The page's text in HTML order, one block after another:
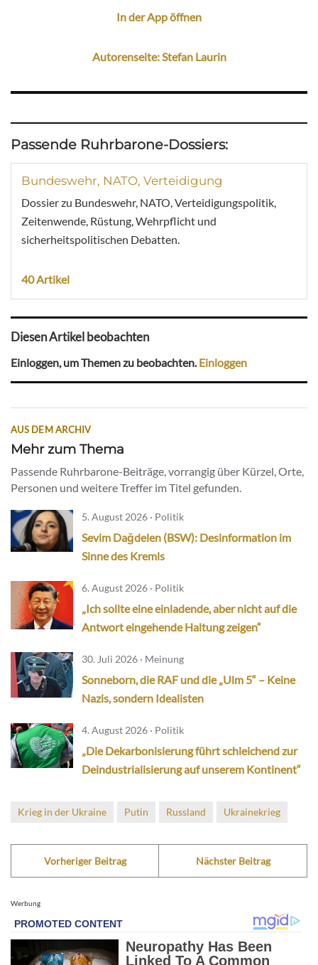
In der App öffnen
Autorenseite: Stefan Laurin
Passende Ruhrbarone-Dossiers:
Bundeswehr, NATO, Verteidigung
Dossier zu Bundeswehr, NATO, Verteidigungspolitik,
Zeitenwende, Rüstung, Wehrpflicht und
sicherheitspolitischen Debatten.
40 Artikel
Diesen Artikel beobachten
Einloggen, um Themen zu beobachten. Einloggen
AUS DEM ARCHIV
Mehr zum Thema
Passende Ruhrbarone-Beiträge, vorrangig über Kürzel, Orte,
Personen und weitere Treffer im Titel gefunden.
5. August 2026 · Politik
Sevim Dağdelen (BSW): Desinformation im
Sinne des Kremls
6. August 2026 · Politik
„Ich sollte eine einladende, aber nicht auf die
Antwort eingehende Haltung zeigen“
30. Juli 2026 · Meinung
Sonneborn, die RAF und die „Ulm 5“ – Keine
Nazis, sondern Idealisten
4. August 2026 · Politik
„Die Dekarbonisierung führt schleichend zur
Deindustrialisierung auf unserem Kontinent“
Krieg in der Ukraine Putin Russland Ukrainekrieg
Vorheriger Beitrag Nächster Beitrag
Werbung